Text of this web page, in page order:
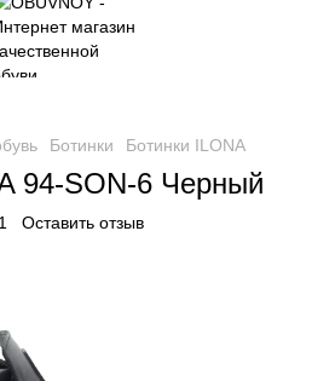
Ботинки Ботинки ILONA
94-SON-6 Черный
Оставить отзыв